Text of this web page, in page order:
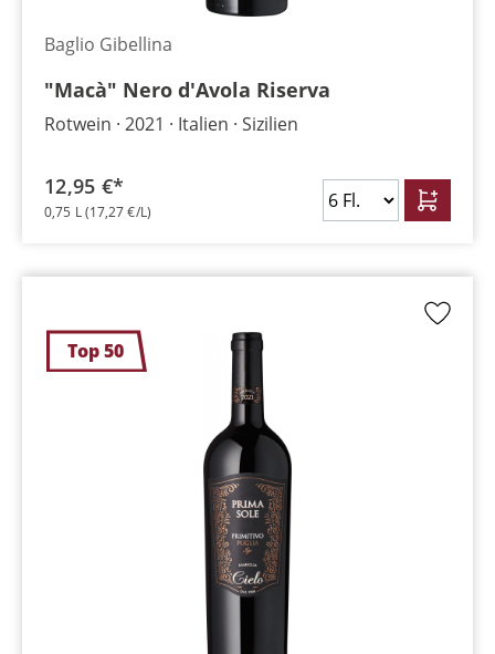
Baglio Gibellina
"Macà" Nero d'Avola Riserva
Rotwein 2021 Italien Sizilien
12,95 €*
0,75 L(17,27 €/L)
Top 50